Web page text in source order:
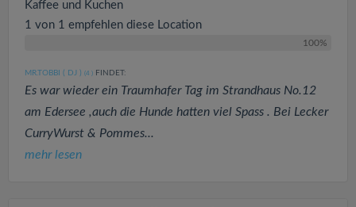
Kaffee und Kuchen
1 von 1 empfehlen diese Location
100%
MR.TOBBI ( DJ ) (4 ) FINDET:
Es war wieder ein Traumhafer Tag im Strandhaus No.12
am Edersee ,auch die Hunde hatten viel Spass . Bei Lecker
CurryWurst & Pommes...
mehr lesen